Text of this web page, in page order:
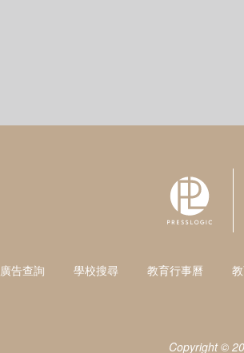
廣告查詢 學校搜尋 教育行事曆
Copyright ©